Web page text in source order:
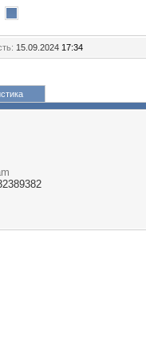
15.09.2024 17:34